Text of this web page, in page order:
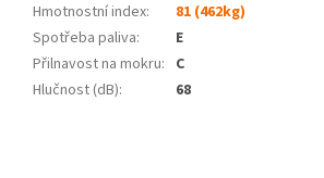
Hmotnostní index:
81 (462kg)
Spotřeba paliva:
E
Přilnavost na mokru: C
Hlučnost (dB): 68